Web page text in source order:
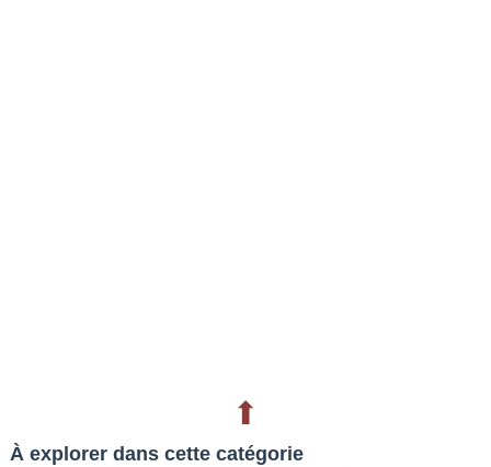
⬆
À explorer dans cette catégorie